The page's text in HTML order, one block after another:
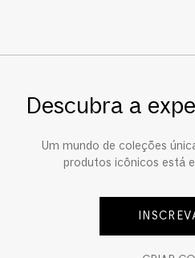
Descubra a
Um mundo de coleções
produtos icônicos está